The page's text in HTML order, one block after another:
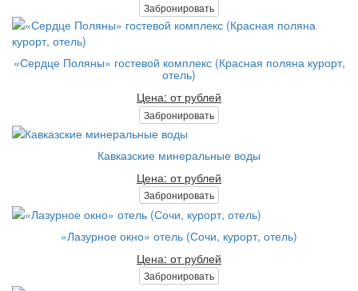
Забронировать
«Сердце Поляны» гостевой комплекс (Красная поляна курорт,
отель)
Цена: от рублей
Забронировать
Кавказские минеральные воды
Цена: от рублей
Забронировать
«Лазурное окно» отель (Сочи, курорт, отель)
Цена: от рублей
Забронировать